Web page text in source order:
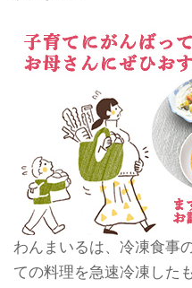
わんまいるは、冷凍食事
ての料理を急速冷凍した